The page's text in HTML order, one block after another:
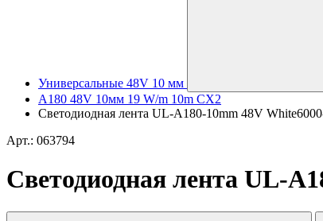
Универсальные 48V 10 мм
A180 48V 10мм 19 W/m 10m CX2
Светодиодная лента UL-A180-10mm 48V
Арт.: 063794
Светодиодная лента UL-